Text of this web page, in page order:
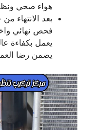
هواء صحي
بعد الانتهاء
فحص نهائي
يعمل بكفاءة
يضمن رضا